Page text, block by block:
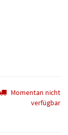
Momentan nicht
verfügbar